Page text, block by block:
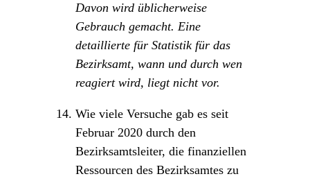
Davon wird üblicherweise
Gebrauch gemacht. Eine
detaillierte für Statistik für das
Bezirksamt, wann und durch wen
reagiert wird, liegt nicht vor.
Wie viele Versuche gab es seit
Februar 2020 durch den
Bezirksamtsleiter, die finanziellen
Ressourcen des Bezirksamtes zu